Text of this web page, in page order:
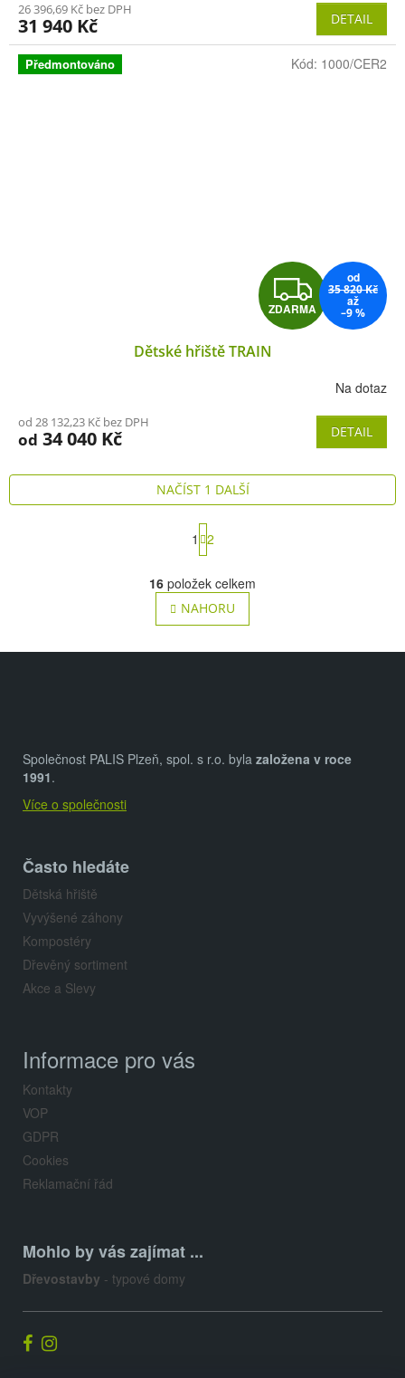
M
A
26 396,69 Kč bez DPH
31 940 Kč DETAIL
Předmontováno
Z
D
M
A
ZDARMA
od
35 820 Kč
až
–9 %
Dětské hřiště TRAIN
Na dotaz
od 28 132,23 Kč bez DPH
od 34 040 Kč DETAIL
Kód: 1000/CER2
O
v
l
á
d
r
NAČÍST 1 DALŠÍ
v
1 2
16 položek celkem
NAHORU
Společnost PALIS Plzeň, spol. s r.o. byla založena v roce
1991.
Více o společnosti
Často hledáte
Dětská hřiště
Vyvýšené záhony
Kompostéry
Dřevěný sortiment
Akce a Slevy
Informace pro vás
Kontakty
VOP
GDPR
Cookies
Reklamační řád
Mohlo by vás zajímat ...
Dřevostavby - typové domy